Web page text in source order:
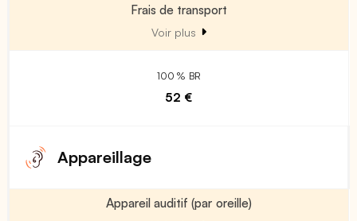
Frais de transport
Voir plus
100 % BR
52 €
Appareillage
Appareil auditif (par oreille)